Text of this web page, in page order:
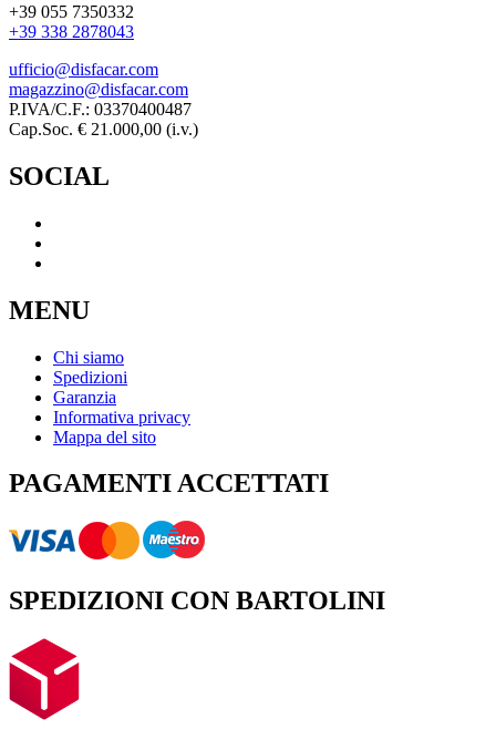
+39 055 7350332
+39 338 2878043
ufficio@disfacar.com
magazzino@disfacar.com
P.IVA/C.F.: 03370400487
Cap.Soc. € 21.000,00 (i.v.)
SOCIAL
MENU
Chi siamo
Spedizioni
Garanzia
Informativa privacy
Mappa del sito
PAGAMENTI ACCETTATI
SPEDIZIONI CON BARTOLINI